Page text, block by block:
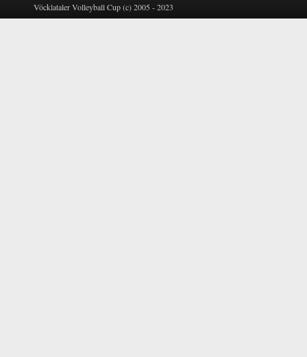
Vöcklataler Volleyball Cup (c) 2005 - 2023